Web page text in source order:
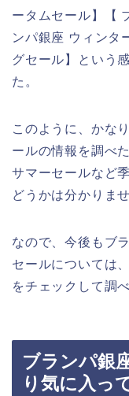
ータムセール】【
ンパ銀座 ウィンタ
グセール】という
た。
このように、かな
ールの情報を調べ
サマーセールなど
どうかは分かりま
なので、今後もブ
セールについては
をチェックして調
ブランパ銀
り気に入っ